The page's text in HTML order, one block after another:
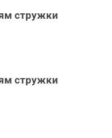
стружки
стружки